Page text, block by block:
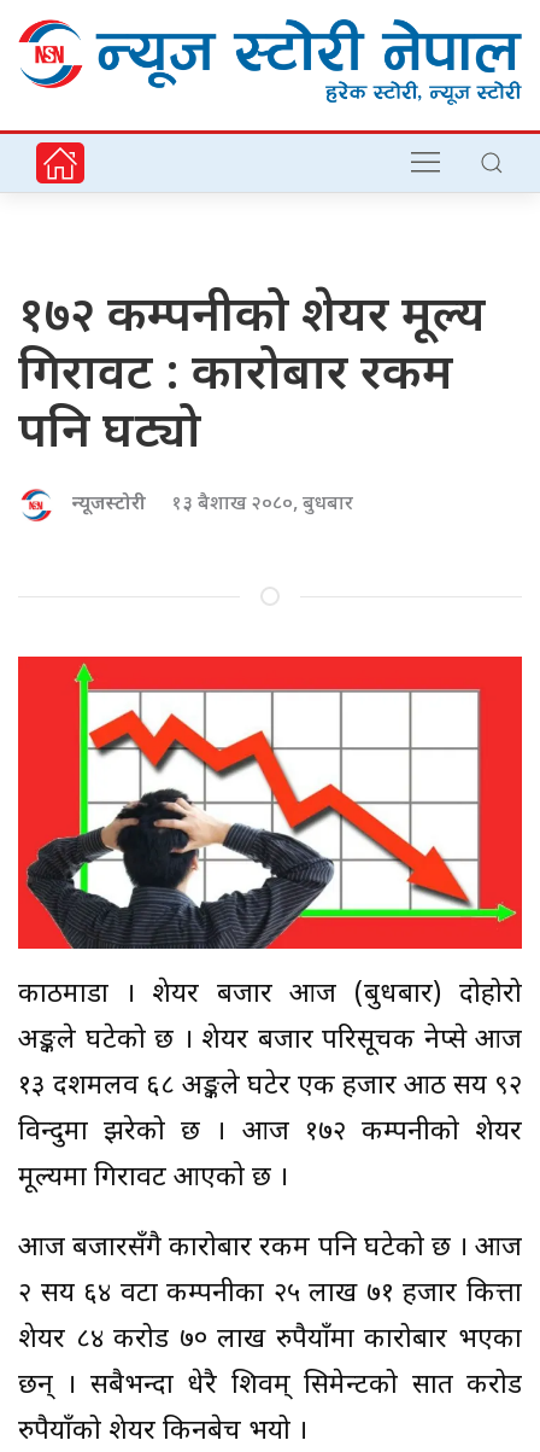
१७२ कम्पनीको शेयर मूल्य
गिरावट : कारोबार रकम
पनि घट्यो
न्यूजस्टोरी १३ बैशाख २०८०, बुधबार
काठमाडौं । शेयर बजार आज (बुधबार) दोहोरो
अङ्कले घटेको छ । शेयर बजार परिसूचक नेप्से आज
१३ दशमलव ६८ अङ्कले घटेर एक हजार आठ सय ९२
विन्दुमा झरेको छ । आज १७२ कम्पनीको शेयर
मूल्यमा गिरावट आएको छ ।
आज बजारसँगै कारोबार रकम पनि घटेको छ । आज
२ सय ६४ वटा कम्पनीका २५ लाख ७१ हजार कित्ता
शेयर ८४ करोड ७० लाख रुपैयाँमा कारोबार भएका
छन् । सबैभन्दा धेरै शिवम् सिमेन्टको सात करोड
रुपैयाँको शेयर किनबेच भयो ।